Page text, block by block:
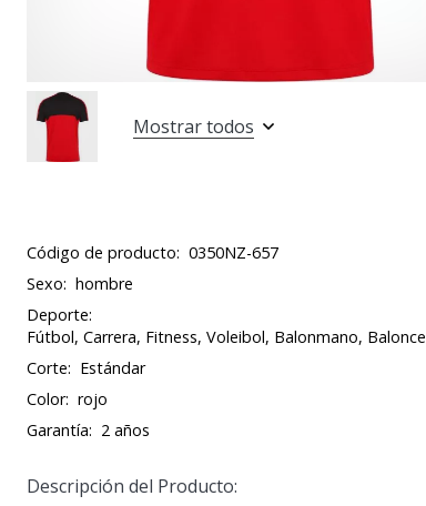
Mostrar todos
Código de producto: 0350NZ-657
Sexo: hombre
Deporte:
Fútbol, Carrera, Fitness, Voleibol, Balonmano,
Corte: Estándar
Color: rojo
Garantía: 2 años
Descripción del Producto: